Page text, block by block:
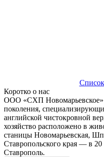
Коротко о нас
ООО «СХП Новомарьевское»
поколения,
английской чистокровной
хозяйство расположено в
станицы Новомарьевская,
Ставропольского края — в 20
Ставрополь.